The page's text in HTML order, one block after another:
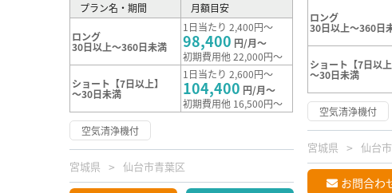
プラン名・期間 月額目安
ロング
30日以上～360日未満
1日当たり 2,400円～
98,400 円/月～
初期費用他 22,000円～
ショート【7日以上】
～30日未満
1日当たり 2,600円～
104,400 円/月～
初期費用他 16,500円～
空気清浄機付
宮城県 仙台市青葉区
ロング
30日以上～360日
ショート【7日以上
～30日未満
空気清浄機付
宮城県 仙台
お問合わ